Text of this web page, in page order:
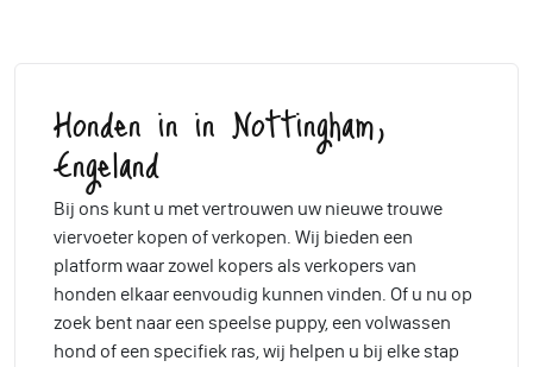
Honden in in Nottingham,
Engeland
Bij ons kunt u met vertrouwen uw nieuwe trouwe
viervoeter kopen of verkopen. Wij bieden een
platform waar zowel kopers als verkopers van
honden elkaar eenvoudig kunnen vinden. Of u nu op
zoek bent naar een speelse puppy, een volwassen
hond of een specifiek ras, wij helpen u bij elke stap